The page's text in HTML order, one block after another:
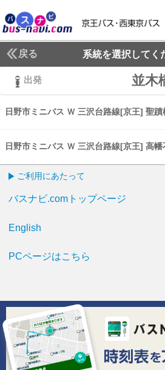
戻る 系統を選択してく
出発 並木
日野市ミニバス Ｗ 三沢台路線[京王] 聖
日野市ミニバス Ｗ 三沢台路線[京王] 高幡
ご利用にあたって
バスナビ.comトップページ
English
PCページはこちら